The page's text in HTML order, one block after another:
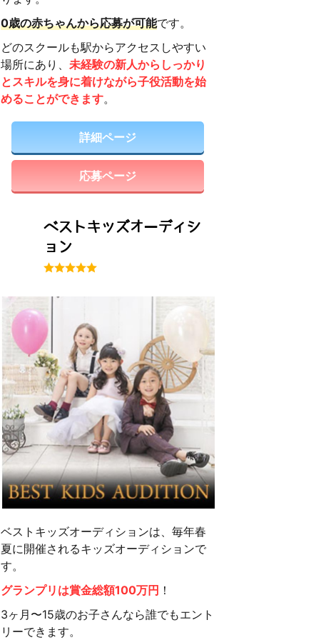
0歳の赤ちゃんから応募が可能です。
どのスクールも駅からアクセスしやすい
場所にあり、 未経験の新人からしっかり
とスキルを身に着けながら子役活動を始
めることができます。
詳細ページ
応募ページ
ベストキッズオーディシ
ョン
ベストキッズオーディションは、毎年春
夏に開催されるキッズオーディションで
す。
グランプリは賞金総額100万円 ！
3ヶ月〜15歳のお子さんなら誰でもエント
リーできます。